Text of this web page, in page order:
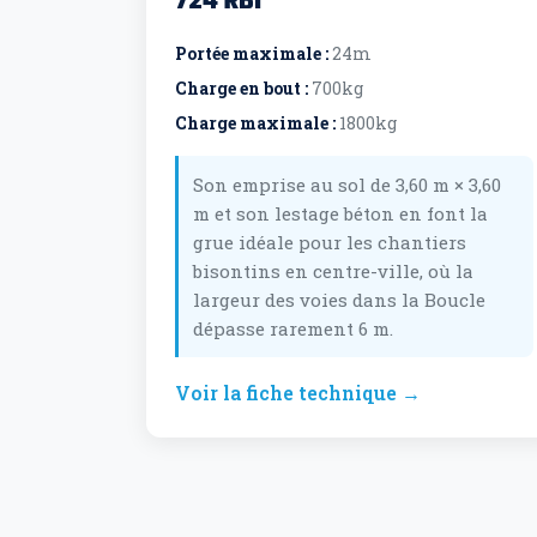
Portée maximale :24m
Charge en bout : 700kg
Charge maximale : 1800kg
Son emprise au sol de 3,60 m × 3,60
m et son lestage béton en font la
grue idéale pour les chantiers
bisontins en centre-ville, où la
largeur des voies dans la Boucle
dépasse rarement 6 m.
Voir la fiche technique →